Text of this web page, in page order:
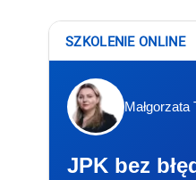
SZKOLENIE ONLINE
Małgorzata
JPK bez